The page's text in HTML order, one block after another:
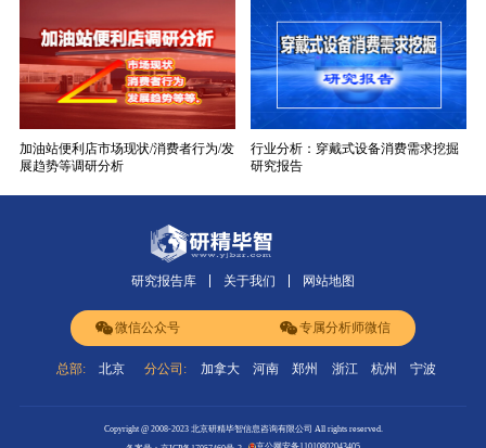
加油站便利店市场现状/消费者行为/发
展趋势等调研分析
行业分析：穿戴式设备消费需求挖掘
研究报告
研究报告库 关于我们 网站地图
微信公众号 专属分析师微信
总部: 北京 分公司: 加拿大 河南 郑州 浙江 杭州 宁波
Copyright @ 2008-2023 北京研精毕智信息咨询有限公司 All rights reserved.